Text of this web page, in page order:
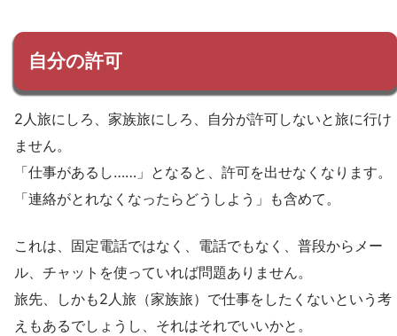
自分の許可
2人旅にしろ、家族旅にしろ、自分が許可しないと旅に行け
ません。
「仕事があるし……」となると、許可を出せなくなります。
「連絡がとれなくなったらどうしよう」も含めて。
これは、固定電話ではなく、電話でもなく、普段からメー
ル、チャットを使っていれば問題ありません。
旅先、しかも2人旅（家族旅）で仕事をしたくないという考
えもあるでしょうし、それはそれでいいかと。